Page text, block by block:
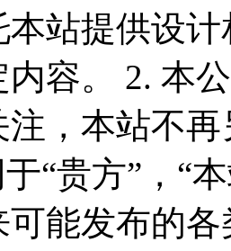
本站提供设
内容。 2. 本
注，本站不
“贵方”，“
能发布的